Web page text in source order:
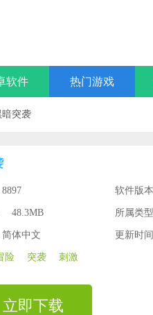
软件 热门游戏
暗突袭
软件版
48.3MB 所属类
体中文 更新时
险 突袭 刺激
立即下载